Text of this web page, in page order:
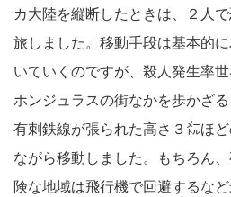
カ大陸を縦断したときは、２人
旅しました。移動手段は基本的
いていくのですが、殺人発生率
ホンジュラスの街なかを歩かざ
有刺鉄線が張られた高さ３㍍ほ
ながら移動しました。もちろん
険な地域は飛行機で回避するな